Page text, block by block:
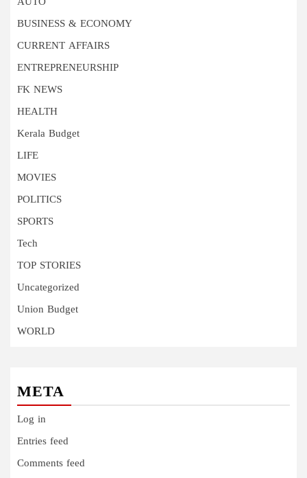
BUSINESS & ECONOMY
CURRENT AFFAIRS
ENTREPRENEURSHIP
FK NEWS
HEALTH
Kerala Budget
LIFE
MOVIES
POLITICS
SPORTS
Tech
TOP STORIES
Uncategorized
Union Budget
WORLD
META
Log in
Entries feed
Comments feed